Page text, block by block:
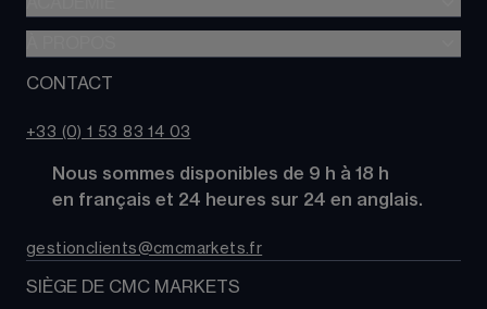
Comparez des comptes
Coûts
Alpha
Actions
Matières Premières
ETFs
Paniers d'Actions
Glossaire
Nos analystes de marché
À propos de CMC Markets
Support
CONTACT
+33 (0) 1 53 83 14 03
      Nous sommes disponibles de 9 h à 18 h
      en français et 24 heures sur 24 en anglais.
gestionclients@cmcmarkets.fr
SIÈGE DE CMC MARKETS